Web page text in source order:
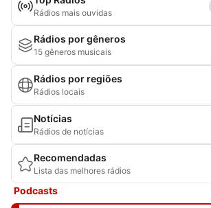
Rádios mais ouvidas
Rádios por gêneros
15 gêneros musicais
Rádios por regiões
Rádios locais
Notícias
Rádios de notícias
Recomendadas
Lista das melhores rádios
Podcasts